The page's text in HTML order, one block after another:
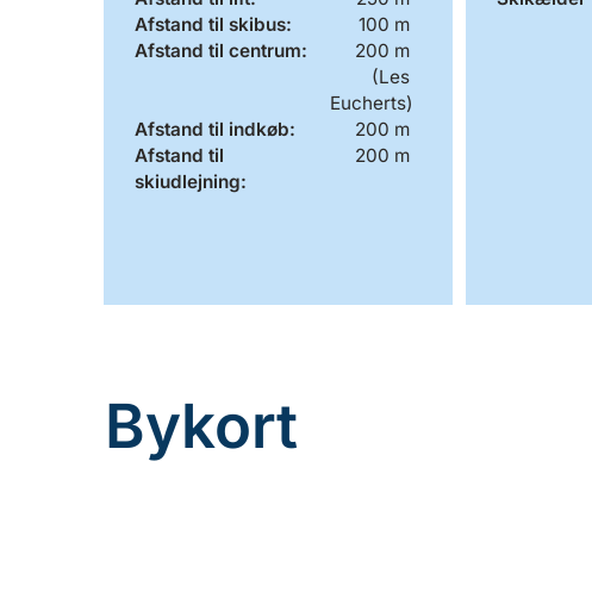
Afstand til skibus:
100 m
Afstand til centrum:
200 m
(Les
Eucherts)
Afstand til indkøb:
200 m
Afstand til
skiudlejning:
200 m
Bykort